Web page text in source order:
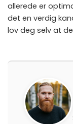
allerede er
det en verdig
lov deg selv at